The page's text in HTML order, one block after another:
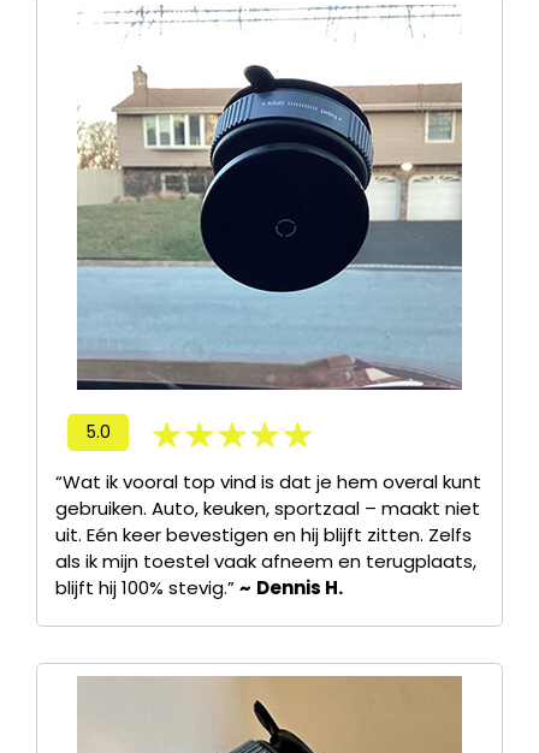
5.0
“Wat ik vooral top vind is dat je hem overal kunt
gebruiken. Auto, keuken, sportzaal – maakt niet
uit. Eén keer bevestigen en hij blijft zitten. Zelfs
als ik mijn toestel vaak afneem en terugplaats,
blijft hij 100% stevig.”~ Dennis H.